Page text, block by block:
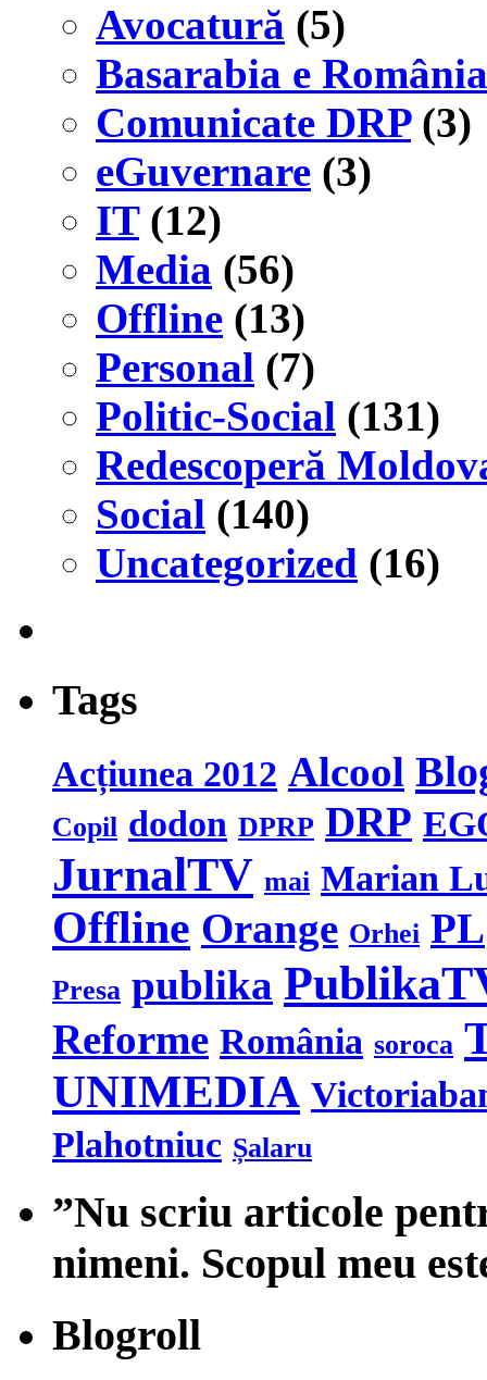
Avocatură (5)
Basarabia e România
Comunicate DRP(3)
eGuvernare (3)
IT(12)
Media (56)
Offline (13)
Personal (7)
Politic-Social (131)
Redescoperă
Social (140)
Uncategorized (16)
Tags
Acțiunea 2012 Alcool
Copil dodon DPRP DRP
JurnalTV mai Marian
Offline Orange Orhei PL
Presa publika
Reforme România soroca
UNIMEDIA
Plahotniuc Șalaru
”Nu scriu articole
nimeni. Scopul meu
Blogroll